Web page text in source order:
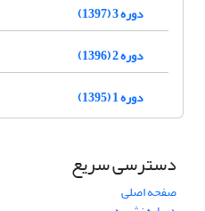
دوره 3 (1397)
دوره 2 (1396)
دوره 1 (1395)
دسترسی سریع
صفحه اصلی